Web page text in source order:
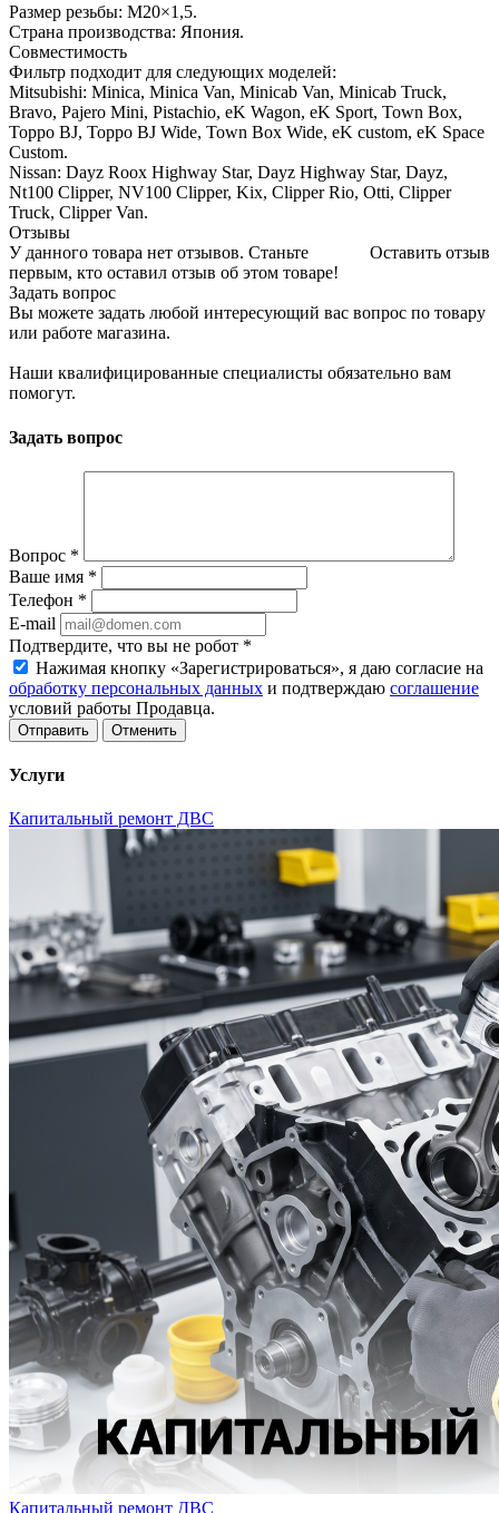
Размер резьбы: М20×1,5.
Страна производства: Япония.
Совместимость
Фильтр подходит для следующих моделей:
Mitsubishi: Minica, Minica Van, Minicab Van, Minicab Truck,
Bravo, Pajero Mini, Pistachio, eK Wagon, eK Sport, Town Box,
Toppo BJ, Toppo BJ Wide, Town Box Wide, eK custom, eK Space
Custom.
Nissan: Dayz Roox Highway Star, Dayz Highway Star, Dayz,
Nt100 Clipper, NV100 Clipper, Kix, Clipper Rio, Otti, Clipper
Truck, Clipper Van.
Отзывы
Оставить отзыв
У данного товара нет отзывов. Станьте
первым, кто оставил отзыв об этом товаре!
Задать вопрос
Вы можете задать любой интересующий вас вопрос по товару
или работе магазина.
Наши квалифицированные специалисты обязательно вам
помогут.
Задать вопрос
Вопрос *
Ваше имя *
Телефон *
E-mail
Подтвердите, что вы не робот *
Нажимая кнопку «Зарегистрироваться», я даю согласие на
обработку персональных данных и подтверждаю соглашение
условий работы Продавца.
Отменить
Услуги
Капитальный ремонт ДВС
Капитальный ремонт ДВС